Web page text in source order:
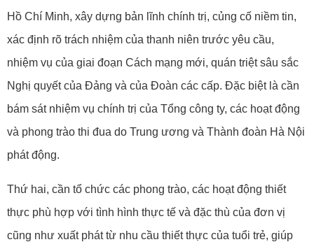
Hồ Chí Minh, xây dựng bản lĩnh chính trị, củng cố niềm tin,
xác định rõ trách nhiệm của thanh niên trước yêu cầu,
nhiệm vụ của giai đoạn Cách mạng mới, quán triệt sâu sắc
Nghị quyết của Đảng và của Đoàn các cấp. Đặc biệt là cần
bám sát nhiệm vụ chính trị của Tổng công ty, các hoạt động
và phong trào thi đua do Trung ương và Thành đoàn Hà Nội
phát động.
Thứ hai, cần tổ chức các phong trào, các hoạt động thiết
thực phù hợp với tình hình thực tế và đặc thù của đơn vị
cũng như xuất phát từ nhu cầu thiết thực của tuổi trẻ, giúp